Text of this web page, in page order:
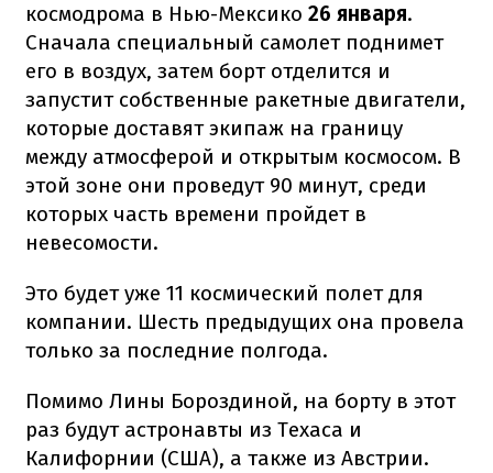
космодрома в Нью-Мексико 26 января.
Сначала специальный самолет поднимет
его в воздух, затем борт отделится и
запустит собственные ракетные двигатели,
которые доставят экипаж на границу
между атмосферой и открытым космосом. В
этой зоне они проведут 90 минут, среди
которых часть времени пройдет в
невесомости.
Это будет уже 11 космический полет для
компании. Шесть предыдущих она провела
только за последние полгода.
Помимо Лины Бороздиной, на борту в этот
раз будут астронавты из Техаса и
Калифорнии (США), а также из Австрии.